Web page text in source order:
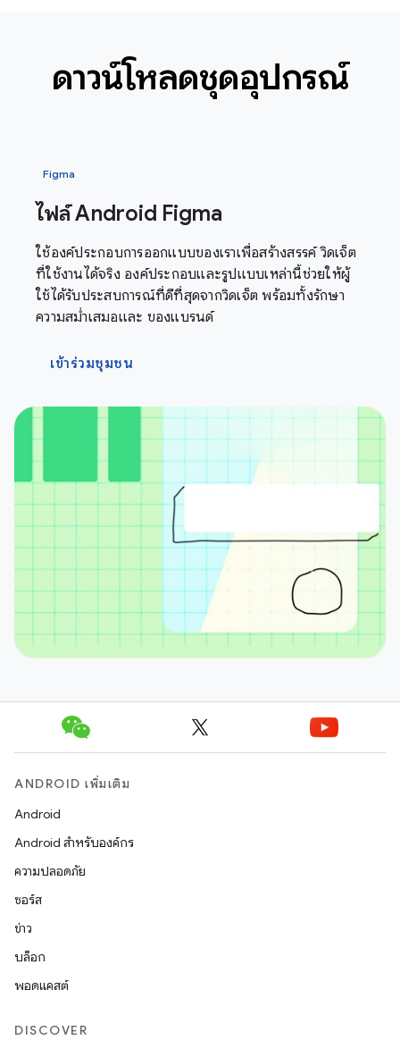
ดาวน์โหลดชุดอุปกรณ์
Figma
ไฟล์ Android Figma
ใช้องค์ประกอบการออกแบบของเราเพื่อสร้างสรรค์ วิดเจ็ต
ที่ใช้งานได้จริง องค์ประกอบและรูปแบบเหล่านี้ช่วยให้ผู้
ใช้ได้รับประสบการณ์ที่ดีที่สุดจากวิดเจ็ต พร้อมทั้งรักษา
ความสม่ำเสมอและ ของแบรนด์
เข้าร่วมชุมชน
ANDROID เพิ่มเติม
Android
Android สำหรับองค์กร
ความปลอดภัย
ซอร์ส
ข่าว
บล็อก
พอดแคสต์
DISCOVER